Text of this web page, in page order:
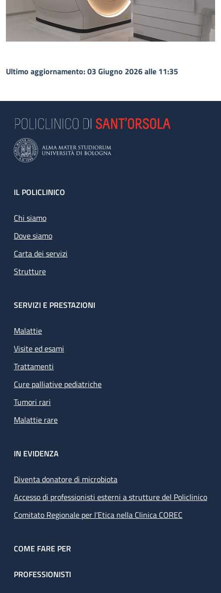
Ultimo aggiornamento: 03 Giugno 2026 alle 11:35
Footer
IL POLICLINICO
Chi siamo
Dove siamo
Carta dei servizi
Strutture
SERVIZI E PRESTAZIONI
Malattie
Visite ed esami
Trattamenti
Cure palliative pediatriche
Tumori rari
Malattie rare
IN EVIDENZA
Diventa donatore di microbiota
Accesso di professionisti esterni a strutture del Policlinico
Comitato Regionale per l’Etica nella Clinica COREC
COME FARE PER
PROFESSIONISTI